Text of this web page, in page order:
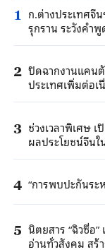
1 ก.ต่างประเทศจี
รุกราน ระวังคำ
2 ปิดฉากงานแคน
ประเทศเพิ่มต่อเ
3 ช่วงเวลาพิเศษ
ผลประโยชน์จีนใ
4 “การพบปะกันร
5 นิตยสาร “ฉิวซื่อ
อ่านทั่วสังคม สร้